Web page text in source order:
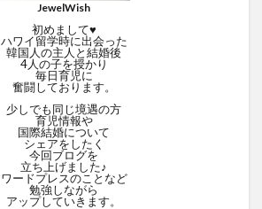
JewelWish
初めまして♥
ハワイ留学時に出会った
韓国人の主人と結婚後
4人の子を授かり
毎日育児に
奮闘しております。
少しでも同じ境遇の方
育児情報や
国際結婚について
シェアをしたく
今回ブログを
立ち上げました♪
ワードプレスのことなど
勉強しながら
アップしていきます。